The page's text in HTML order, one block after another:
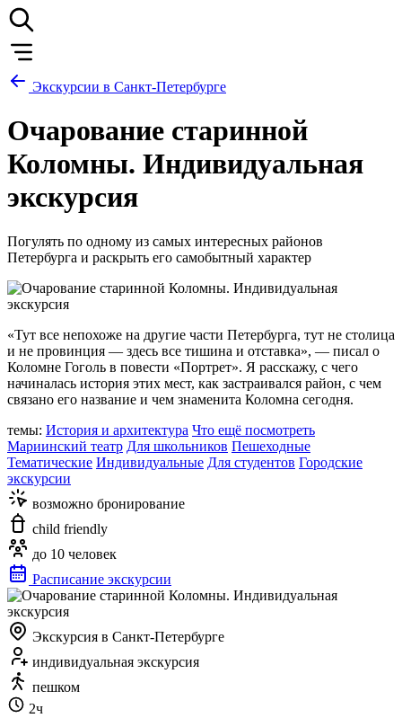
Экскурсии в Санкт-Петербурге
Очарование старинной
Коломны. Индивидуальная
экскурсия
Погулять по одному из самых интересных районов
Петербурга и раскрыть его самобытный характер
«Тут все непохоже на другие части Петербурга, тут не столица
и не провинция — здесь все тишина и отставка», — писал о
Коломне Гоголь в повести «Портрет». Я расскажу, с чего
начиналась история этих мест, как застраивался район, с чем
связано его название и чем знаменита Коломна сегодня.
темы: История и архитектура Что ещё посмотреть
Мариинский театр Для школьников Пешеходные
Тематические Индивидуальные Для студентов Городские
экскурсии
возможно бронирование
child friendly
до 10 человек
Расписание экскурсии
Экскурсия в Санкт-Петербурге
индивидуальная экскурсия
пешком
2ч